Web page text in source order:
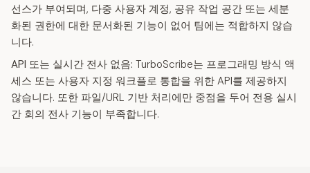
선스가 부여되며, 다중 사용자 계정, 공유 작업 공간 또는 세분
화된 권한에 대한 문서화된 기능이 없어 팀에는 적합하지 않습
니다.
API 또는 실시간 전사 없음: TurboScribe는 프로그래밍 방식 액
세스 또는 사용자 지정 워크플로 통합을 위한 API를 제공하지
않습니다. 또한 파일/URL 기반 처리에만 중점을 두어 전용 실시
간 회의 전사 기능이 부족합니다.